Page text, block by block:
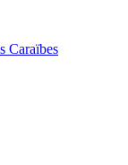
Caraïbes